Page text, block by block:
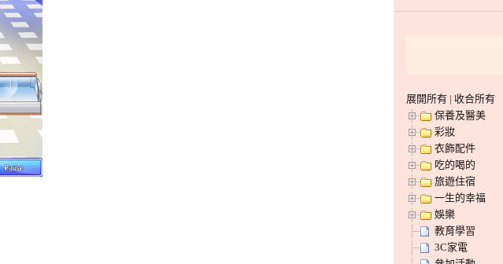
展開所有 | 收合所有
保養及醫美
彩妝
衣飾配件
吃的喝的
旅遊住宿
一生的幸福
娛樂
教育學習
3C家電